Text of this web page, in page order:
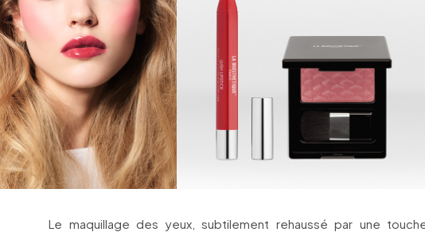
Le maquillage des yeux, subtilement rehaussé par une